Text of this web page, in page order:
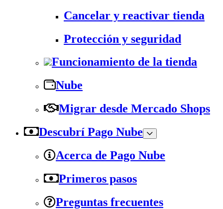
Cancelar y reactivar tienda
Protección y seguridad
Funcionamiento de la tienda
Nube
Migrar desde Mercado Shops
Descubrí Pago Nube
Acerca de Pago Nube
Primeros pasos
Preguntas frecuentes